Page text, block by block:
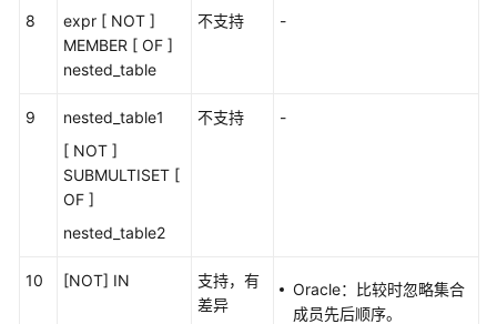
条
件
常
用
的
子
8
expr [ NOT ]
MEMBER [ OF ]
nested_table
不支持 -
9
nested_table1
[ NOT ]
SUBMULTISET [
OF ]
nested_table2
不支持 -
10 [NOT] IN
支持，有
差异
Oracle：比较时忽略集合
成员先后顺序。